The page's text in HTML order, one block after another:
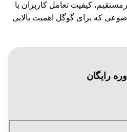
کیفیت تعامل کاربران با
که برای گوگل اهمیت بالایی
رایگان